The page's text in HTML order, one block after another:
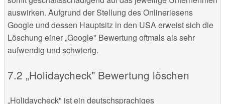
auswirken. Aufgrund der Stellung des Onlineriesens
Google und dessen Hauptsitz in den USA erweist sich die
Löschung einer „Google" Bewertung oftmals als sehr
aufwendig und schwierig.
„Holidaycheck" Bewertung löschen
„Holidaycheck" ist ein deutschsprachiges